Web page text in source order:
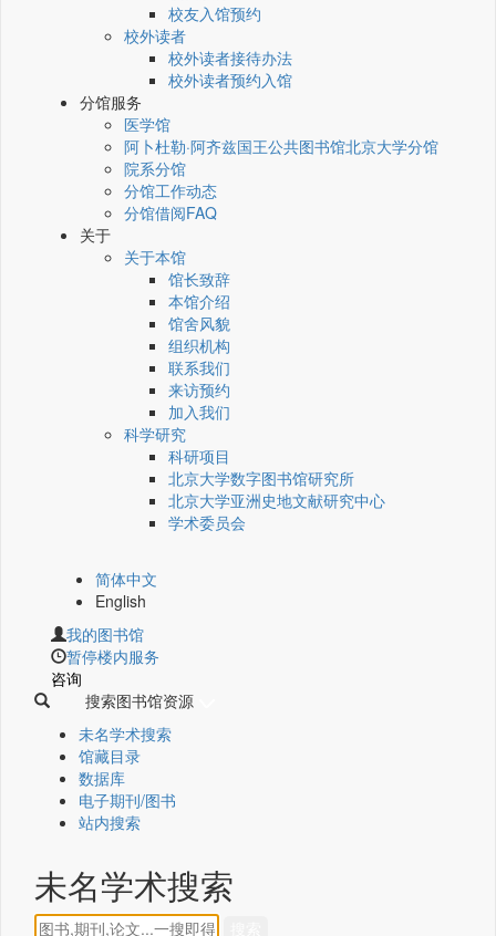
校友入馆预约
校外读者
校外读者接待办法
校外读者预约入馆
分馆服务
医学馆
阿卜杜勒·阿齐兹国王公共图书馆北京大学分馆
院系分馆
分馆工作动态
分馆借阅FAQ
关于
关于本馆
馆长致辞
本馆介绍
馆舍风貌
组织机构
联系我们
来访预约
加入我们
科学研究
科研项目
北京大学数字图书馆研究所
北京大学亚洲史地文献研究中心
学术委员会
简体中文
English
我的图书馆
暂停楼内服务
咨询
搜索图书馆资源
未名学术搜索
馆藏目录
数据库
电子期刊/图书
站内搜索
未名学术搜索